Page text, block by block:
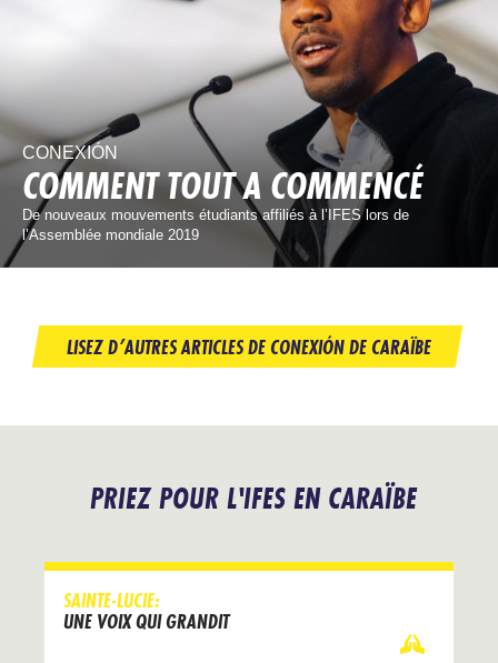
CONEXIÓN
COMMENT TOUT A COMMENCÉ
De nouveaux mouvements étudiants affiliés à l’IFES lors de
l’Assemblée mondiale 2019
LISEZ D’AUTRES ARTICLES DE CONEXIÓN DE CARAÏBE
PRIEZ POUR L'IFES EN CARAÏBE
SAINTE-LUCIE:
UNE VOIX QUI GRANDIT